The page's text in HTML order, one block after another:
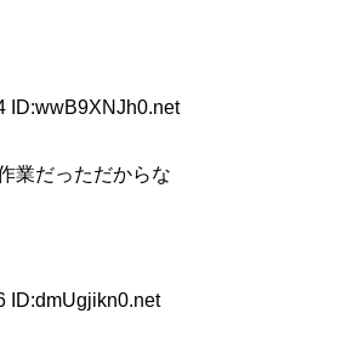
ID:wwB9XNJh0.net
業だっただからな
ID:dmUgjikn0.net